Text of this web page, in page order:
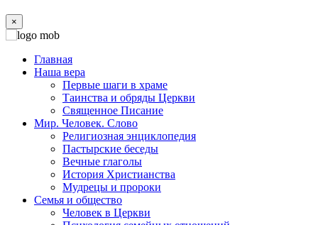
×
Главная
Наша вера
Первые шаги в храме
Таинства и обряды Церкви
Священное Писание
Мир. Человек. Слово
Религиозная энциклопедия
Пастырские беседы
Вечные глаголы
История Христианства
Мудрецы и пророки
Семья и общество
Человек в Церкви